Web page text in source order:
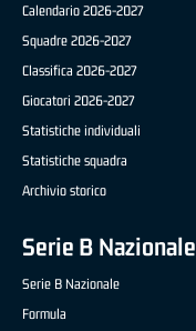
Calendario 2026-2027
Squadre 2026-2027
Classifica 2026-2027
Giocatori 2026-2027
Statistiche individuali
Statistiche squadra
Archivio storico
Serie B Nazionale
Serie B Nazionale
Formula